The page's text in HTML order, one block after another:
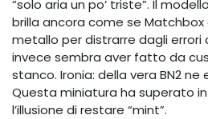
“solo aria un po’ triste”. Il
brilla ancora come se
metallo per distrarre dagli errori
invece sembra aver fatto da
stanco. Ironia: della vera BN2 ne
Questa miniatura ha superato
l’illusione di restare “mint”.